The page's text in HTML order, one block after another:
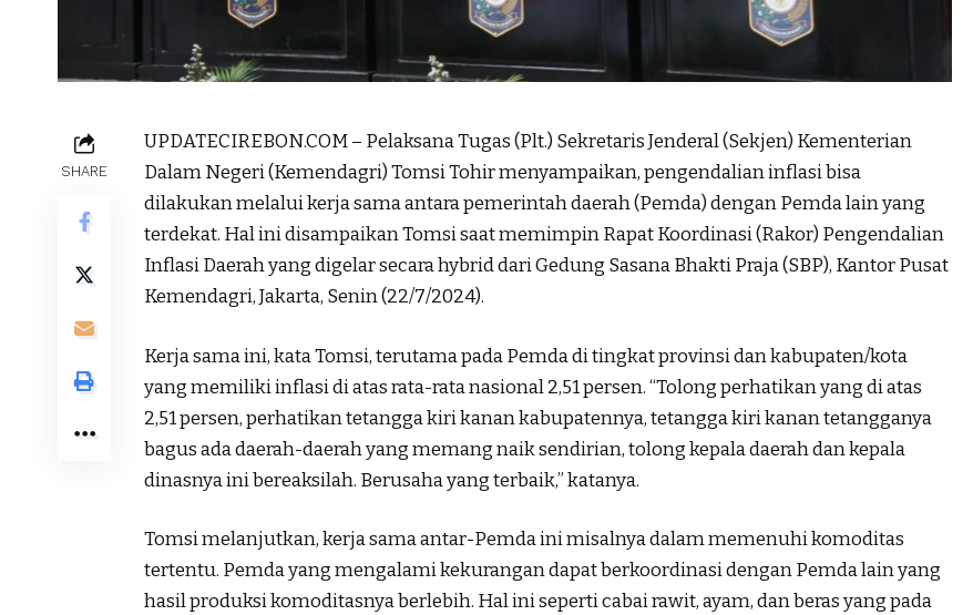
SHARE
UPDATECIREBON.COM – Pelaksana Tugas (Plt.) Sekretaris Jenderal (Sekjen) Kementerian
Dalam Negeri (Kemendagri) Tomsi Tohir menyampaikan, pengendalian inflasi bisa
dilakukan melalui kerja sama antara pemerintah daerah (Pemda) dengan Pemda lain yang
terdekat. Hal ini disampaikan Tomsi saat memimpin Rapat Koordinasi (Rakor) Pengendalian
Inflasi Daerah yang digelar secara hybrid dari Gedung Sasana Bhakti Praja (SBP), Kantor Pusat
Kemendagri, Jakarta, Senin (22/7/2024).
Kerja sama ini, kata Tomsi, terutama pada Pemda di tingkat provinsi dan kabupaten/kota
yang memiliki inflasi di atas rata-rata nasional 2,51 persen. “Tolong perhatikan yang di atas
2,51 persen, perhatikan tetangga kiri kanan kabupatennya, tetangga kiri kanan tetangganya
bagus ada daerah-daerah yang memang naik sendirian, tolong kepala daerah dan kepala
dinasnya ini bereaksilah. Berusaha yang terbaik,” katanya.
Tomsi melanjutkan, kerja sama antar-Pemda ini misalnya dalam memenuhi komoditas
tertentu. Pemda yang mengalami kekurangan dapat berkoordinasi dengan Pemda lain yang
hasil produksi komoditasnya berlebih. Hal ini seperti cabai rawit, ayam, dan beras yang pada